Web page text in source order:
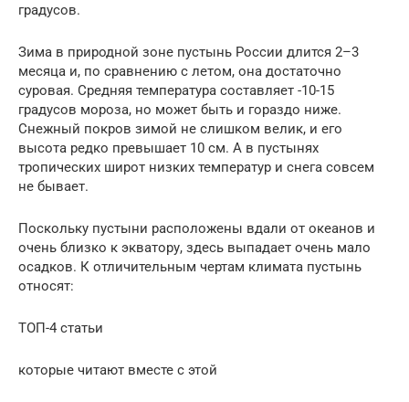
градусов.
Зима в природной зоне пустынь России длится 2–3
месяца и, по сравнению с летом, она достаточно
суровая. Средняя температура составляет -10-15
градусов мороза, но может быть и гораздо ниже.
Снежный покров зимой не слишком велик, и его
высота редко превышает 10 см. А в пустынях
тропических широт низких температур и снега совсем
не бывает.
Поскольку пустыни расположены вдали от океанов и
очень близко к экватору, здесь выпадает очень мало
осадков. К отличительным чертам климата пустынь
относят:
ТОП-4 статьи
которые читают вместе с этой